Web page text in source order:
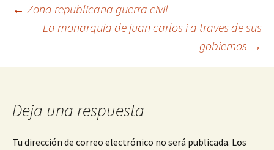
Navegación
← Zona republicana guerra civil
La monarquia de juan carlos i a traves de sus
gobiernos →
Deja una respuesta
Tu dirección de correo electrónico no será publicada. Los